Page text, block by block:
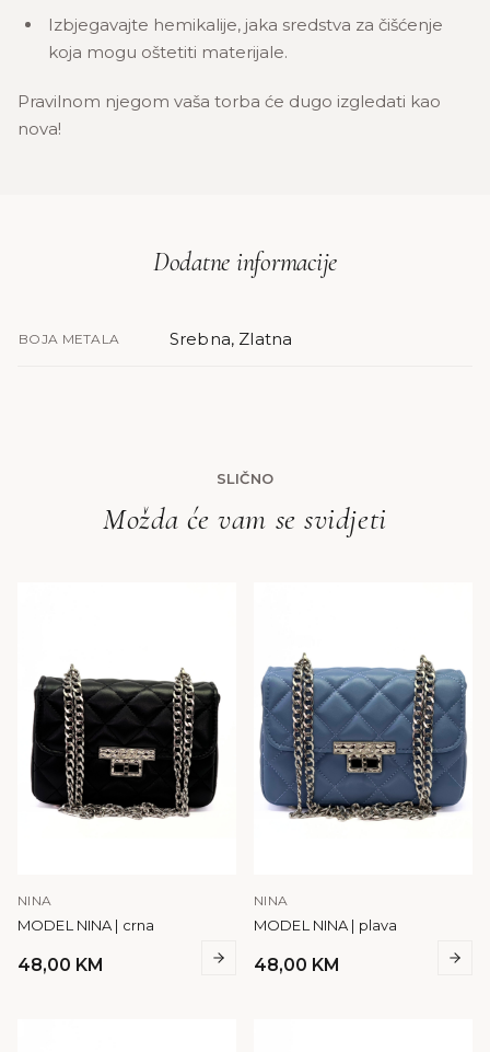
Izbjegavajte hemikalije, jaka sredstva za čišćenje
koja mogu oštetiti materijale.
Pravilnom njegom vaša torba će dugo izgledati kao
nova!
Dodatne informacije
BOJA METALA Srebna, Zlatna
SLIČNO
Možda će vam se svidjeti
NINA
MODEL NINA | crna
48,00 KM
NINA
MODEL NINA | plava
48,00 KM